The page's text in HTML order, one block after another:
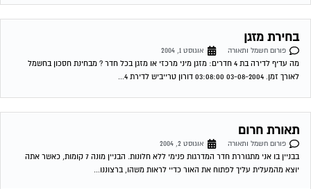
קומת כניסה עם ממד, וכן קירור קומת מרתף
פורום חשמל ותאורה
אוגוסט 19, 2004
שלום לקראת כניסה לבית פרטי- שמח לדעת מהי המלצתך לגבי קומת הכניסה (מטבח, סלון
וממ"ד). האם בגלל שלרוב לא משתמשים בחדר הממ"ד , וכשמשתמשים ,...
מזגן מפוצל סורר
פורום חשמל ותאורה
ספטמבר 11, 2004
ברשותי מזגן תדיראן 2.5 כ"ס- לפני כחודשיים הוא התחיל לקרר לסירוגין ואז גיליתי שהקבל
שלו ממש הרוס ועשה קצרים- קניתי קבל חדש והכל היה בסדר...